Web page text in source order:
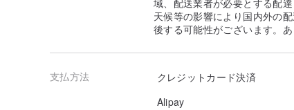
域、配送業者が必要とする配
天候等の影響により国内外の
後する可能性がございます。
支払方法
クレジットカード決済
Alipay